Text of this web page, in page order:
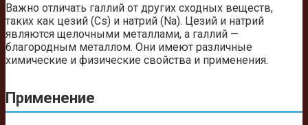
Важно отличать галлий от других сходных веществ,
таких как цезий (Cs) и натрий (Na). Цезий и натрий
являются щелочными металлами, а галлий —
благородным металлом. Они имеют различные
химические и физические свойства и применения.
Применение